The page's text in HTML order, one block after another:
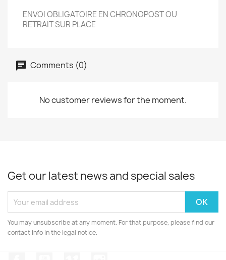
ENVOI OBLIGATOIRE EN CHRONOPOST OU
RETRAIT SUR PLACE
Comments (0)
No customer reviews for the moment.
Get our latest news and special sales
You may unsubscribe at any moment. For that purpose, please find our
contact info in the legal notice.